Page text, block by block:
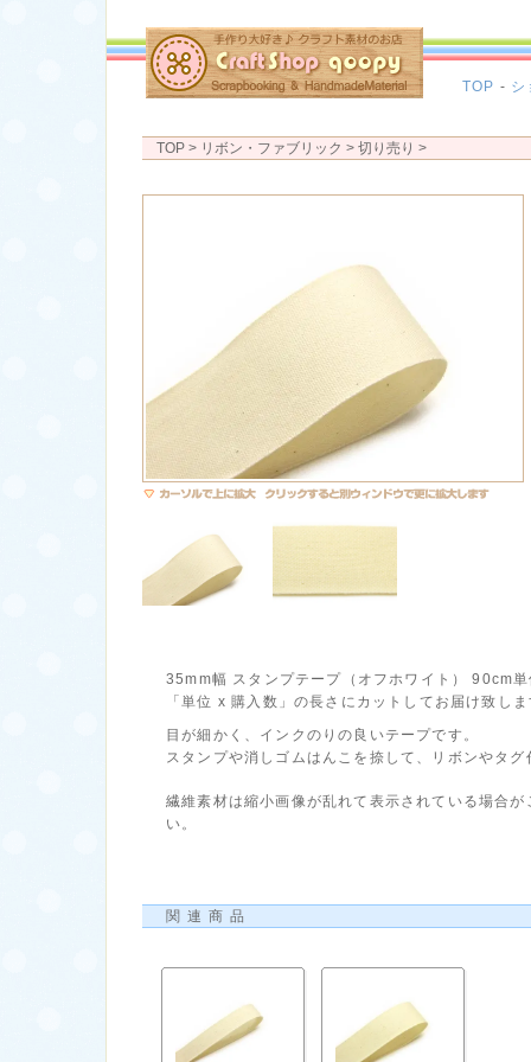
TOP - シ
TOP > リボン・ファブリック > 切り売り >
35mm幅 スタンプテープ（オフホワイト） 90cm
「単位 x 購入数」の長さにカットしてお届け致し
目が細かく、インクのりの良いテープです。
スタンプや消しゴムはんこを捺して、リボンやタ
繊維素材は縮小画像が乱れて表示されている場合
い。
関連商品